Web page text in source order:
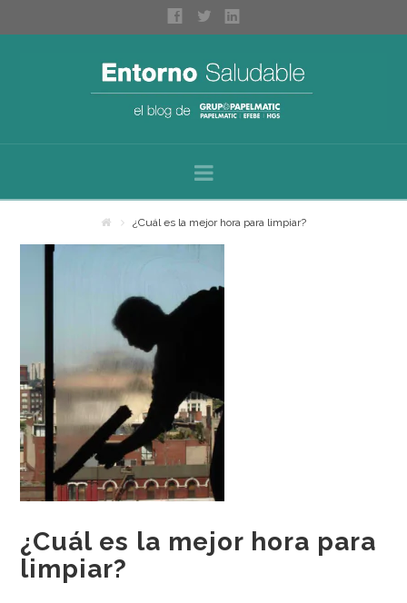
Navigation
Sobre nosotros
Espacios saludables
Bienestar personal
Higiene profesional
Medio ambiente
Recomendaciones
Centros Deportivos
Centros sanitarios
Escuelas
¿Cuál es la mejor hora para limpiar?
¿Cuál es la mejor hora para
limpiar?